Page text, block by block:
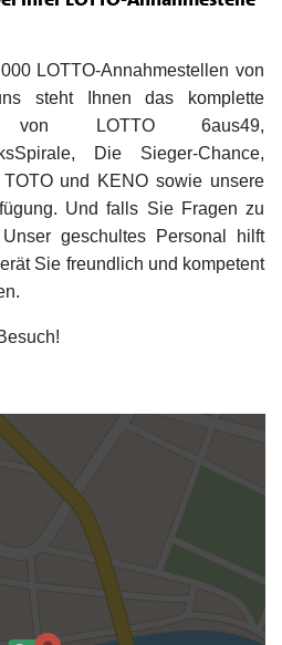
LOTTO-Annahmestellen von
steht Ihnen das komplette
von LOTTO 6aus49,
Die Sieger-Chance,
und KENO sowie unsere
Und falls Sie Fragen zu
geschultes Personal hilft
Sie freundlich und kompetent